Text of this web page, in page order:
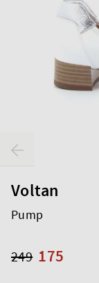
Voltan
Pump
175
249